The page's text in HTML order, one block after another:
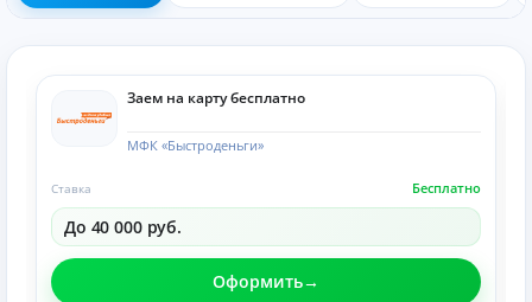
Заем на карту бесплатно
МФК «Быстроденьги»
Бесплатно
Ставка
До 40 000 руб.
Оформить